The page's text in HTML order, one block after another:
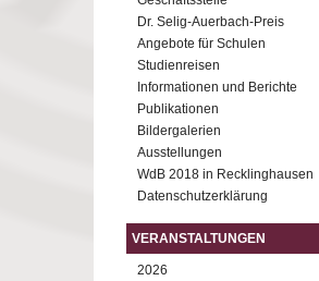
Dr. Selig-Auerbach-Preis
Angebote für Schulen
Studienreisen
Informationen und Berichte
Publikationen
Bildergalerien
Ausstellungen
WdB 2018 in Recklinghausen
Datenschutzerklärung
VERANSTALTUNGEN
2026